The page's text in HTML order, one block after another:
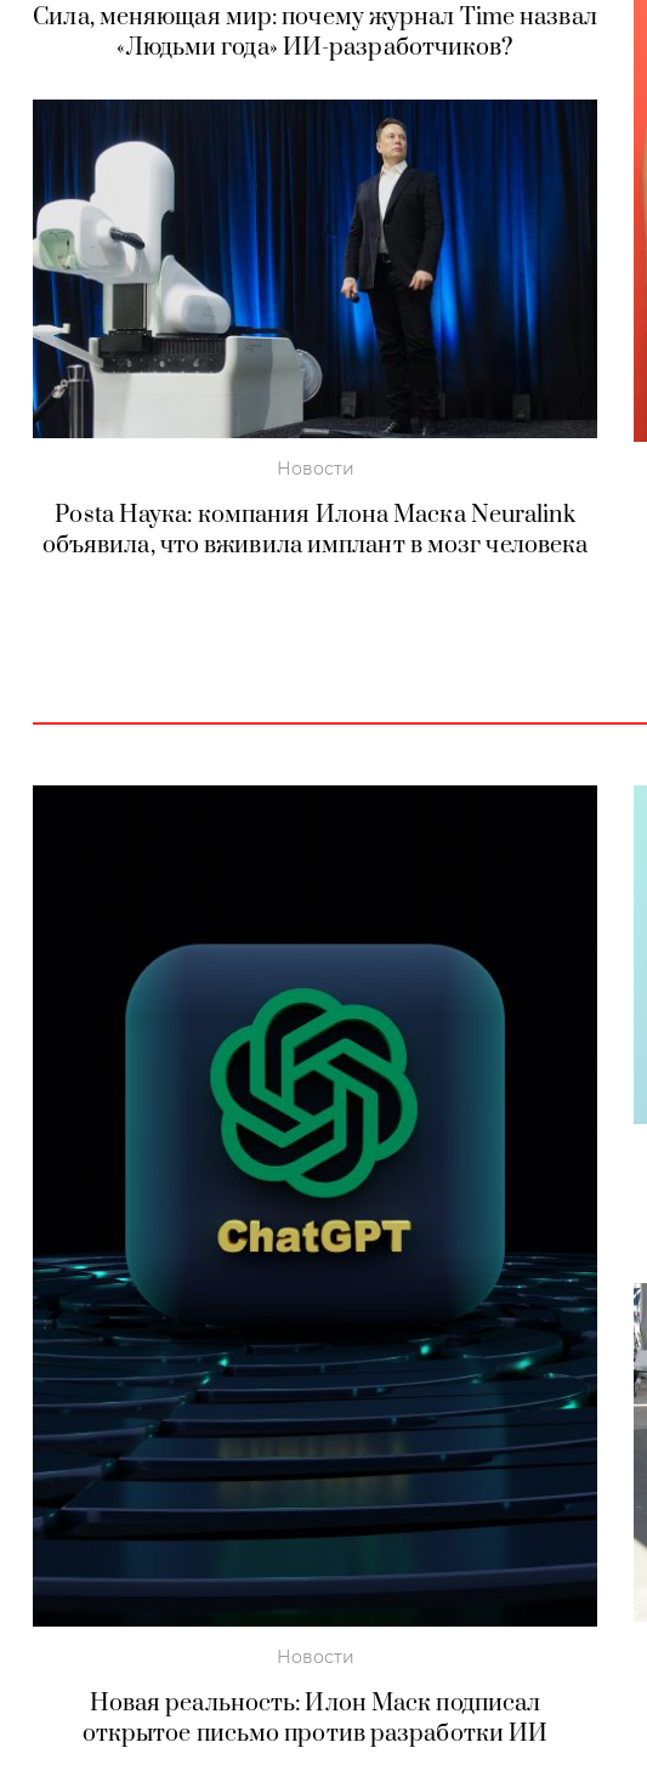
Сила, меняющая мир: почему журнал Time назвал
«Людьми года» ИИ-разработчиков?
Новости
Posta Наука: компания Илона Маска Neuralink
объявила, что вживила имплант в мозг человека
Новости
Новая реальность: Илон Маск подписал
открытое письмо против разработки ИИ